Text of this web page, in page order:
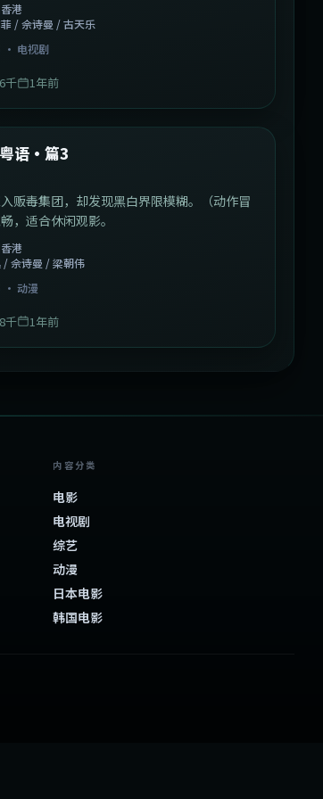
港
/ 佘诗曼 / 古天乐
· 电视剧
千 1年前
语·篇3
贩毒集团，却发现黑白界限模糊。（动作冒
，适合休闲观影。
港
/ 佘诗曼 / 梁朝伟
· 动漫
千 1年前
内容分类
电影
电视剧
综艺
动漫
日本电影
韩国电影